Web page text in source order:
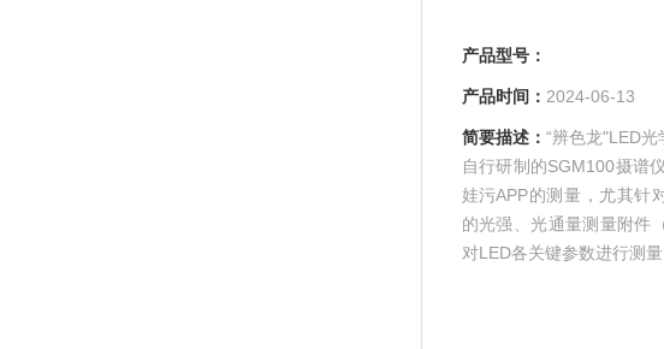
产品型号：
产品时间： 2024-06-13
简要描述： “辨色龙"LED
自行研制的SGM100摄谱仪
娃污APP的测量，尤其
的光强、光通量测量附件
对LED各关键参数进行测量，